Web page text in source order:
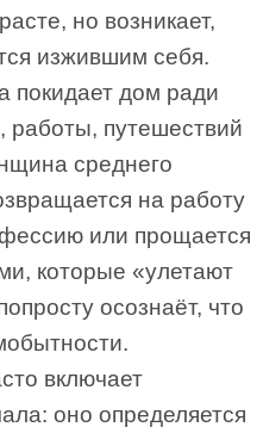
но возникает,
изжившим себя.
покидает дом ради
работы, путешествий
среднего
на работу
или прощается
которые «улетают
осознаёт, что
включает
оно определяется